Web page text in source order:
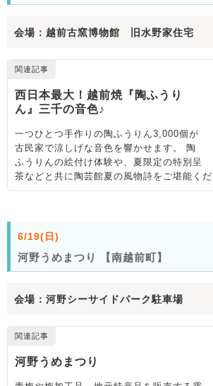
会場：越前古窯博物館 旧水野家住宅
6/19(日)
河野うめまつり 【南越前町】
会場：河野シーサイドパーク駐車場